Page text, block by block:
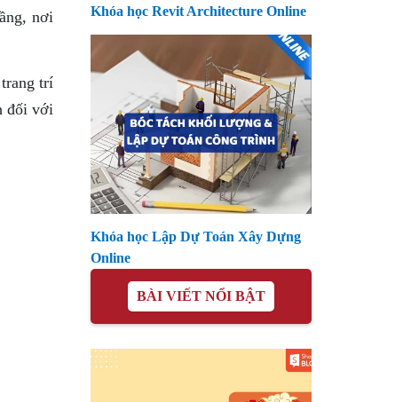
nơi
trí
đối với
Khóa học Revit Architecture Online
Khóa học Lập Dự Toán Xây Dựng
Online
BÀI VIẾT NỔI BẬT